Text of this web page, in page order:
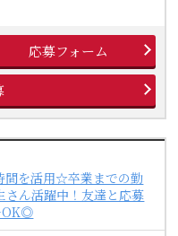
応募フォーム
間を活用☆卒業までの勤
ん活躍中！友達と応募
OK◎